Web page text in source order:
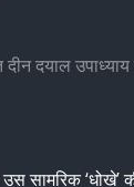
दयाल
सामरिक ‘धोखे’